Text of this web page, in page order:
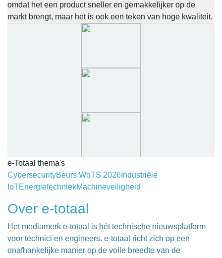
omdat het een product sneller en gemakkelijker op de
markt brengt, maar het is ook een teken van hoge kwaliteit.
e-Totaal thema's
CybersecurityBeurs WoTS 2026 Industriële
IoTEnergietechniekMachineveiligheid
Over e-totaal
Het mediamerk e-totaal is hét technische nieuwsplatform
voor technici en engineers. e-totaal richt zich op een
onafhankelijke manier op de volle breedte van de